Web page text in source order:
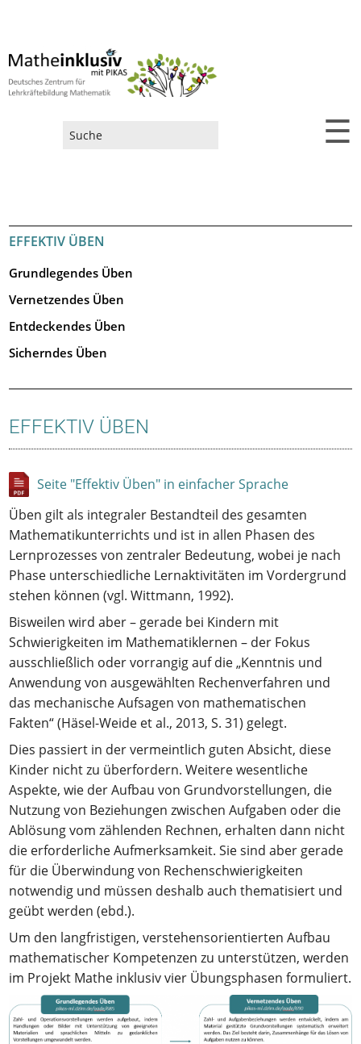
☰
EFFEKTIV ÜBEN
Grundlegendes Üben
Vernetzendes Üben
Entdeckendes Üben
Sicherndes Üben
EFFEKTIV ÜBEN
Seite "Effektiv Üben" in einfacher Sprache
Üben gilt als integraler Bestandteil des gesamten
Mathematikunterrichts und ist in allen Phasen des
Lernprozesses von zentraler Bedeutung, wobei je nach
Phase unterschiedliche Lernaktivitäten im Vordergrund
stehen können (vgl. Wittmann, 1992).
Bisweilen wird aber – gerade bei Kindern mit
Schwierigkeiten im Mathematiklernen – der Fokus
ausschließlich oder vorrangig auf die „Kenntnis und
Anwendung von ausgewählten Rechenverfahren und
das mechanische Aufsagen von mathematischen
Fakten“ (Häsel-Weide et al., 2013, S. 31) gelegt.
Dies passiert in der vermeintlich guten Absicht, diese
Kinder nicht zu überfordern. Weitere wesentliche
Aspekte, wie der Aufbau von Grundvorstellungen, die
Nutzung von Beziehungen zwischen Aufgaben oder die
Ablösung vom zählenden Rechnen, erhalten dann nicht
die erforderliche Aufmerksamkeit. Sie sind aber gerade
für die Überwindung von Rechenschwierigkeiten
notwendig und müssen deshalb auch thematisiert und
geübt werden (ebd.).
Um den langfristigen, verstehensorientierten Aufbau
mathematischer Kompetenzen zu unterstützen, werden
im Projekt Mathe inklusiv vier Übungsphasen formuliert.